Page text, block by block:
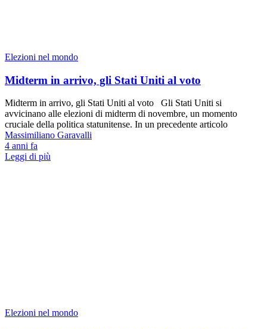
Elezioni nel mondo
Midterm in arrivo, gli Stati Uniti al voto
Midterm in arrivo, gli Stati Uniti al voto Gli Stati Uniti si
avvicinano alle elezioni di midterm di novembre, un momento
cruciale della politica statunitense. In un precedente articolo
Massimiliano Garavalli
4 anni fa
Leggi di più
Elezioni nel mondo